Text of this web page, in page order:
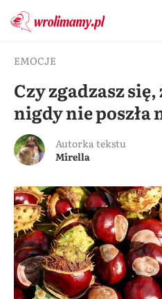
EMOCJE
Czy zgadzasz
nigdy nie poszła
Autorka tekstu
Mirella